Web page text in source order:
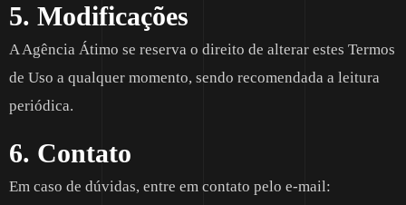
5. Modificações
A Agência Átimo se reserva o direito de alterar estes Termos
de Uso a qualquer momento, sendo recomendada a leitura
periódica.
6. Contato
Em caso de dúvidas, entre em contato pelo e-mail: